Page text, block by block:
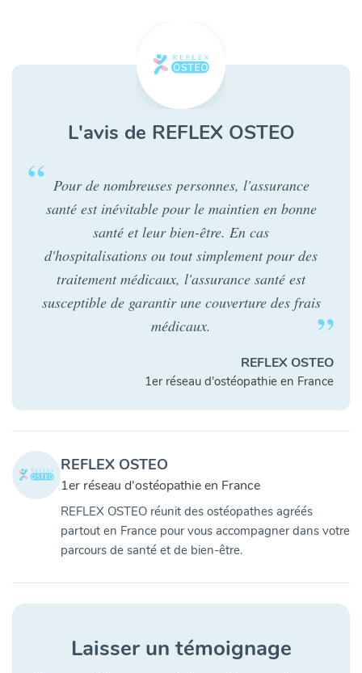
L'avis de REFLEX OSTEO
Pour de nombreuses personnes, l'assurance
santé est inévitable pour le maintien en bonne
santé et leur bien-être. En cas
d'hospitalisations ou tout simplement pour des
traitement médicaux, l'assurance santé est
susceptible de garantir une couverture des frais
médicaux.
REFLEX OSTEO
1er réseau d'ostéopathie en France
REFLEX OSTEO
1er réseau d'ostéopathie en France
REFLEX OSTEO réunit des ostéopathes agréés
partout en France pour vous accompagner dans votre
parcours de santé et de bien-être.
Laisser un témoignage